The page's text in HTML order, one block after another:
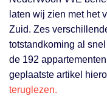
laten wij zien met het
Zuid. Zes
totstandkoming al
de 192
geplaatste artikel
teruglezen.